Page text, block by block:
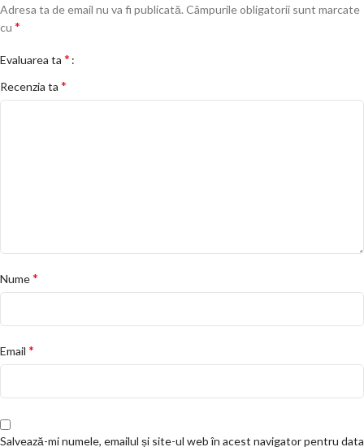
Adresa ta de email nu va fi publicată. Câmpurile obligatorii sunt marcate
cu *
Evaluarea ta *
Recenzia ta *
Nume*
Email *
Salvează-mi numele, emailul și site-ul web în acest navigator pentru data